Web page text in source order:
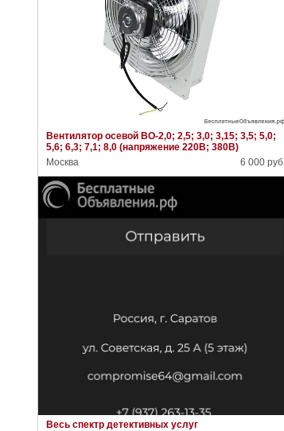
Вентилятор осевой ВО-2,0; 2,5; 3,0; 3,15; 3,5; 5,0;
5,6; 6,3; 7,1; 8,0 (напряжение 220В; 380В)
Москва
6 000 руб
Весь спектр детективных услуг